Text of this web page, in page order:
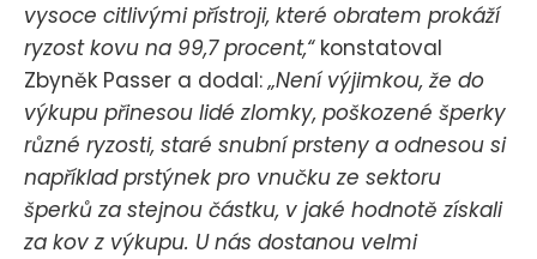
vysoce citlivými přístroji, které obratem prokáží
ryzost kovu na 99,7 procent,“ konstatoval
Zbyněk Passer a dodal:„Není výjimkou, že do
výkupu přinesou lidé zlomky, poškozené šperky
různé ryzosti, staré snubní prsteny a odnesou si
například prstýnek pro vnučku ze sektoru
šperků za stejnou částku, v jaké hodnotě získali
za kov z výkupu. U nás dostanou velmi